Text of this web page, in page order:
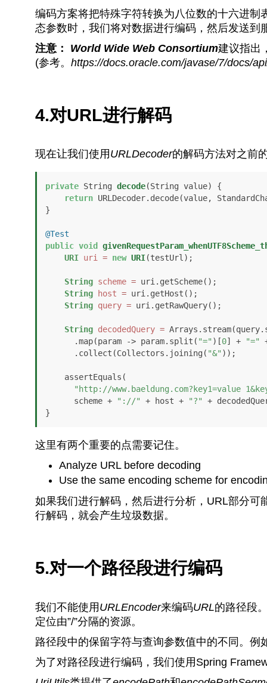
编码方案将把特殊字符转换为八位数的十六进制
态参数时，我们将对数据进行编码，然后发送到
注意：
World Wide Web Consortium建议指出
(参考。 https://docs.oracle.com/javase/7/docs/
4.对URL进行解码
现在让我们使用 URLDecoder的解码方法对之前
private String decode(String value)
{
return URLDecoder.decode(value,
}
@Test
public void
URI uri = new URI(testUrl);
String scheme = uri.getScheme();
String
host = uri.getHost();
String query = uri.getRawQuery();
String decodedQuery =
      .map(param -> param.split(
"=" )[0] + "="
      .collect(Collectors.joining(
"&" ));
"http://www.baeldung.com?key1=value
      scheme +
"://" + host + "?"
+
}
这里有两个重要的点需要记住。
Analyze URL before decoding
Use the same encoding scheme for
如果我们进行解码，然后进行分析，URL部分
行解码，就会产生垃圾数据。
5.对一个路径段进行编码
我们不能使用 URLEncoder来编码URL的路径段
定位由”/”分隔的资源。
路径段中的保留字符与查询参数值中的不同。例
为了对路径段进行编码，我们使用Spring